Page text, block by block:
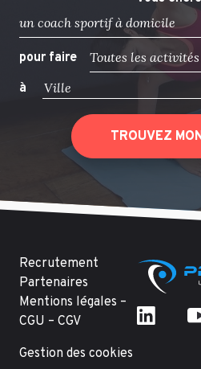
un coach sportif à domicile
pour faire
Toutes les activités
à
TROUVEZ
Recrutement
Partenaires
Mentions légales –
CGU – CGV
Gestion des cookies